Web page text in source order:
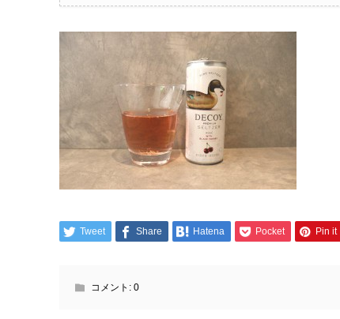
Tweet Share Hatena Pocket Pin it
コメント: 0